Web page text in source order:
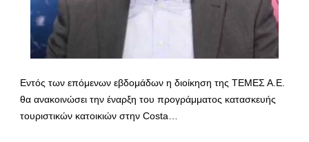
Εντός των επόμενων εβδομάδων η διοίκηση της ΤΕΜΕΣ Α.Ε.
θα ανακοινώσει την έναρξη του προγράμματος κατασκευής
τουριστικών κατοικιών στην Costa…